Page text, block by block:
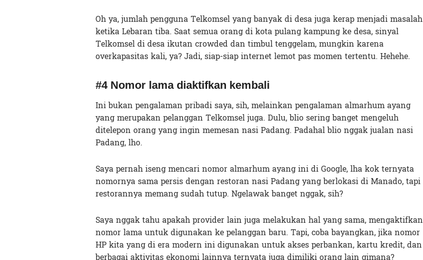
Oh ya, jumlah pengguna Telkomsel yang banyak di desa juga kerap menjadi masalah
ketika Lebaran tiba. Saat semua orang di kota pulang kampung ke desa, sinyal
Telkomsel di desa ikutan crowded dan timbul tenggelam, mungkin karena
overkapasitas kali, ya? Jadi, siap-siap internet lemot pas momen tertentu. Hehehe.
#4 Nomor lama diaktifkan kembali
Ini bukan pengalaman pribadi saya, sih, melainkan pengalaman almarhum ayang
yang merupakan pelanggan Telkomsel juga. Dulu, blio sering banget mengeluh
ditelepon orang yang ingin memesan nasi Padang. Padahal blio nggak jualan nasi
Padang, lho.
Saya pernah iseng mencari nomor almarhum ayang ini di Google, lha kok ternyata
nomornya sama persis dengan restoran nasi Padang yang berlokasi di Manado, tapi
restorannya memang sudah tutup. Ngelawak banget nggak, sih?
Saya nggak tahu apakah provider lain juga melakukan hal yang sama, mengaktifkan
nomor lama untuk digunakan ke pelanggan baru. Tapi, coba bayangkan, jika nomor
HP kita yang di era modern ini digunakan untuk akses perbankan, kartu kredit, dan
berbagai aktivitas ekonomi lainnya ternyata juga dimiliki orang lain gimana?